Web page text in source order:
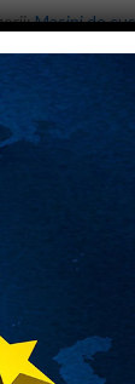
Masini de
Strobel